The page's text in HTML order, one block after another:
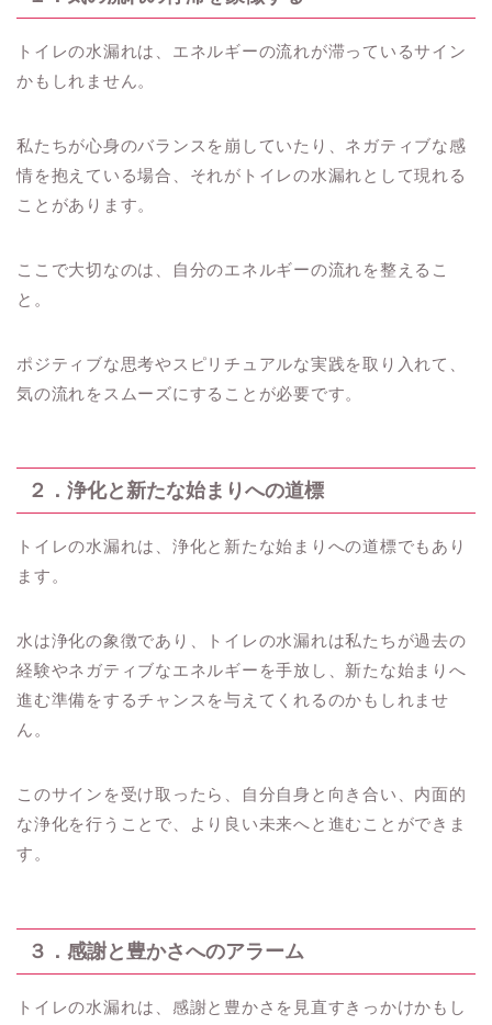
トイレの水漏れは、エネルギーの流れが滞っているサイン
かもしれません。
私たちが心身のバランスを崩していたり、ネガティブな感
情を抱えている場合、それがトイレの水漏れとして現れる
ことがあります。
ここで大切なのは、自分のエネルギーの流れを整えるこ
と。
ポジティブな思考やスピリチュアルな実践を取り入れて、
気の流れをスムーズにすることが必要です。
２．浄化と新たな始まりへの道標
トイレの水漏れは、浄化と新たな始まりへの道標でもあり
ます。
水は浄化の象徴であり、トイレの水漏れは私たちが過去の
経験やネガティブなエネルギーを手放し、新たな始まりへ
進む準備をするチャンスを与えてくれるのかもしれませ
ん。
このサインを受け取ったら、自分自身と向き合い、内面的
な浄化を行うことで、より良い未来へと進むことができま
す。
３．感謝と豊かさへのアラーム
トイレの水漏れは、感謝と豊かさを見直すきっかけかもし